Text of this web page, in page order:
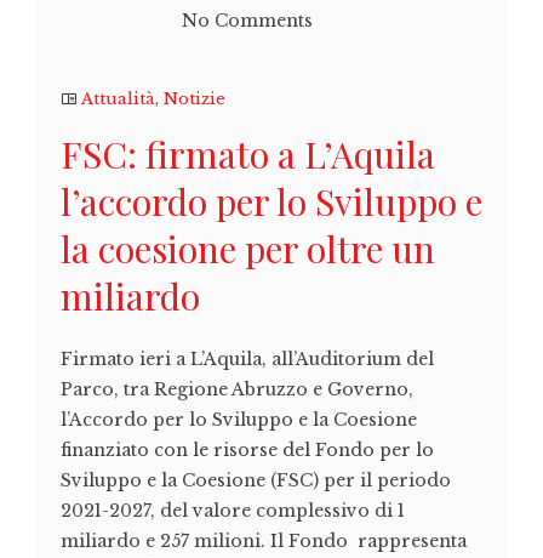
No Comments
Attualità, Notizie
FSC: firmato a L’Aquila
l’accordo per lo Sviluppo e
la coesione per oltre un
miliardo
Firmato ieri a L’Aquila, all’Auditorium del
Parco, tra Regione Abruzzo e Governo,
l’Accordo per lo Sviluppo e la Coesione
finanziato con le risorse del Fondo per lo
Sviluppo e la Coesione (FSC) per il periodo
2021-2027, del valore complessivo di 1
miliardo e 257 milioni. Il Fondo rappresenta